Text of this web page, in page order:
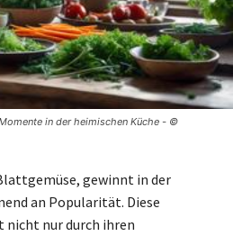
in der heimischen Küche - ©
gewinnt in der
an Popularität. Diese
nur durch ihren